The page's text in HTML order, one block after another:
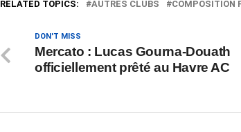
RELATED TOPICS: AUTRES CLUBS COMPOSITION
DON'T MISS
Mercato : Lucas Gourna-Douath
officiellement prêté au Havre AC